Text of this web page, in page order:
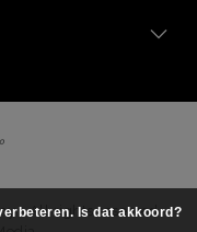
- All rights reserved -
Is dat akkoord?